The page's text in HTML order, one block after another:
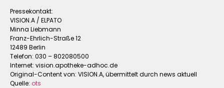
Pressekontakt:
VISION.A / ELPATO
Minna Liebmann
Franz-Ehrlich-Straße 12
12489 Berlin
Telefon: 030 – 802080500
Internet: vision.apotheke-adhoc.de
Original-Content von: VISION.A, übermittelt durch news aktuell
Quelle: ots